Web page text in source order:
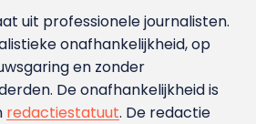
uit professionele journalisten.
onafhankelijkheid, op
en zonder
De onafhankelijkheid is
redactiestatuut. De redactie